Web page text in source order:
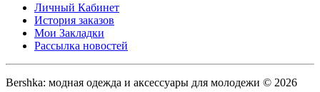
Личный Кабинет
История заказов
Мои Закладки
Рассылка новостей
Bershka: модная одежда и аксессуары для молодежи © 2026